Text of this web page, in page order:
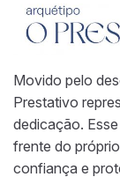
Movido pelo
Prestativo
dedicação.
frente do
confiança e